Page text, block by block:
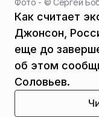
Фото - ©Сергей
Как считает
Джонсон,
еще до
об этом
Соловьев.